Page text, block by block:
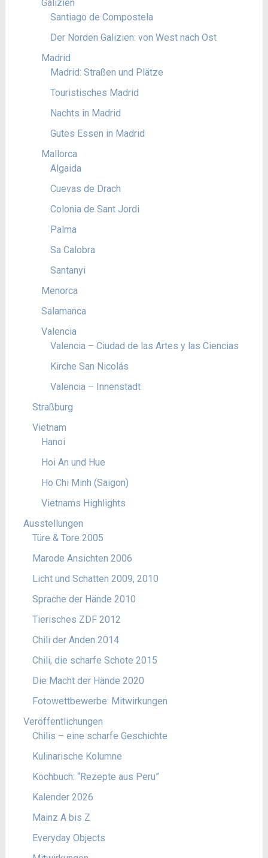
Galizien
Santiago de Compostela
Der Norden Galizien: von West nach Ost
Madrid
Madrid: Straßen und Plätze
Touristisches Madrid
Nachts in Madrid
Gutes Essen in Madrid
Mallorca
Algaida
Cuevas de Drach
Colonia de Sant Jordi
Palma
Sa Calobra
Santanyi
Menorca
Salamanca
Valencia
Valencia – Ciudad de las Artes y las Ciencias
Kirche San Nicolás
Valencia – Innenstadt
Straßburg
Vietnam
Hanoi
Hoi An und Hue
Ho Chi Minh (Saigon)
Vietnams Highlights
Ausstellungen
Türe & Tore 2005
Marode Ansichten 2006
Licht und Schatten 2009, 2010
Sprache der Hände 2010
Tierisches ZDF 2012
Chili der Anden 2014
Chili, die scharfe Schote 2015
Die Macht der Hände 2020
Fotowettbewerbe: Mitwirkungen
Veröffentlichungen
Chilis – eine scharfe Geschichte
Kulinarische Kolumne
Kochbuch: “Rezepte aus Peru”
Kalender 2026
Mainz A bis Z
Everyday Objects